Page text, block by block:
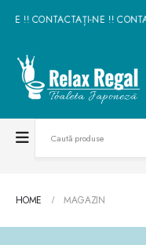
NE !! CONTACTAȚI-NE !!
HOME MAGAZIN